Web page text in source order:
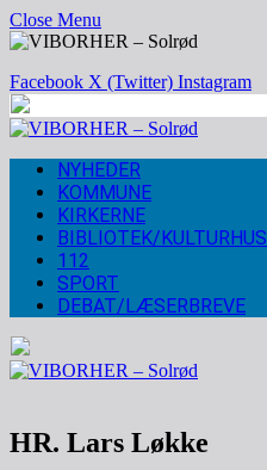
Close Menu
Facebook X (Twitter) Instagram
NYHEDER
KOMMUNE
KIRKERNE
BIBLIOTEK/KULTURHUS
112
SPORT
DEBAT/LÆSERBREVE
HR. Lars Løkke